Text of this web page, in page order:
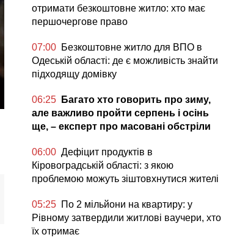
отримати безкоштовне житло: хто має
першочергове право
07:00 Безкоштовне житло для ВПО в
Одеській області: де є можливість знайти
підходящу домівку
06:25
Багато хто говорить про зиму,
але важливо пройти серпень і осінь
ще, – експерт про масовані обстріли
06:00 Дефіцит продуктів в
Кіровоградській області: з якою
проблемою можуть зіштовхнутися жителі
05:25 По 2 мільйони на квартиру: у
Рівному затвердили житлові ваучери, хто
їх отримає